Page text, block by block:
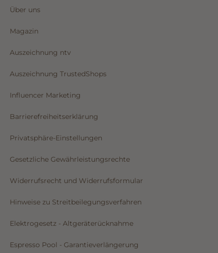
Über uns
Magazin
Auszeichnung ntv
Auszeichnung TrustedShops
Influencer Marketing
Barrierefreiheitserklärung
Privatsphäre-Einstellungen
Gesetzliche Gewährleistungsrechte
Widerrufsrecht und Widerrufsformular
Hinweise zu Streitbeilegungsverfahren
Elektrogesetz - Altgeräterücknahme
Espresso Pool - Garantieverlängerung